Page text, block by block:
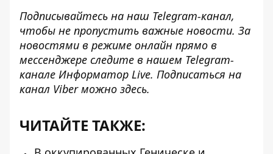
Подписывайтесь на наш Telegram-канал,
чтобы не пропустить важные новости. За
новостями в режиме онлайн прямо в
мессенджере следите в нашем Telegram-
канале Информатор Live. Подписаться на
канал Viber можно здесь.
ЧИТАЙТЕ ТАКЖЕ: